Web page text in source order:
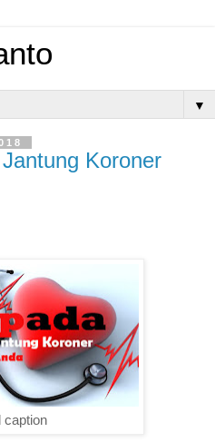
▼
Koroner
caption